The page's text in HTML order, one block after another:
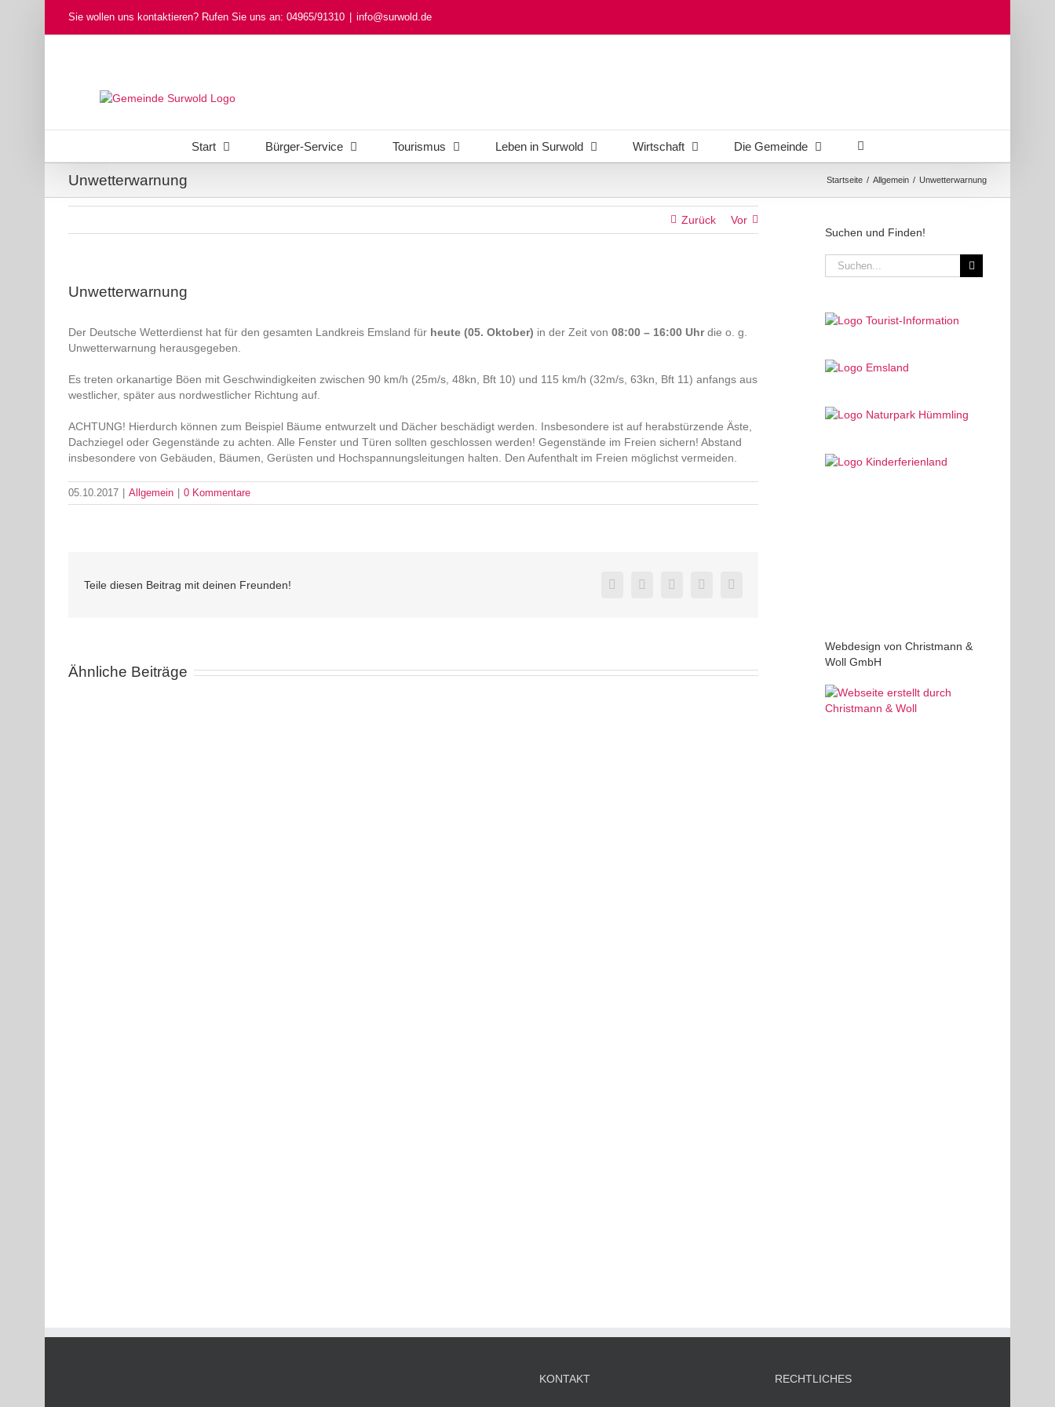
Sie wollen uns kontaktieren? Rufen Sie uns an: 04965/91310 info@surwold.de
Start Bürger-Service Tourismus Leben in Surwold Wirtschaft Die Gemeinde
Unwetterwarnung Startseite / Allgemein / Unwetterwarnung
Zurück Vor
Unwetterwarnung
Der Deutsche Wetterdienst hat für den gesamten Landkreis Emsland für heute (05. Oktober) in der Zeit von 08:00 – 16:00 Uhrdie o. g.
Unwetterwarnung herausgegeben.
Es treten orkanartige Böen mit Geschwindigkeiten zwischen 90 km/h (25m/s, 48kn, Bft 10) und 115 km/h (32m/s, 63kn, Bft 11) anfangs aus
westlicher, später aus nordwestlicher Richtung auf.
ACHTUNG! Hierdurch können zum Beispiel Bäume entwurzelt und Dächer beschädigt werden. Insbesondere ist auf herabstürzende Äste,
Dachziegel oder Gegenstände zu achten. Alle Fenster und Türen sollten geschlossen werden! Gegenstände im Freien sichern! Abstand
insbesondere von Gebäuden, Bäumen, Gerüsten und Hochspannungsleitungen halten. Den Aufenthalt im Freien möglichst vermeiden.
05.10.2017 Allgemein 0 Kommentare
Teile diesen Beitrag mit deinen Freunden! FacebookTwitter LinkedInPinterest
Ähnliche Beiträge
Suchen und Finden!
Suche
nach:
Webdesign von Christmann &
Woll GmbH
KONTAKT RECHTLICHES